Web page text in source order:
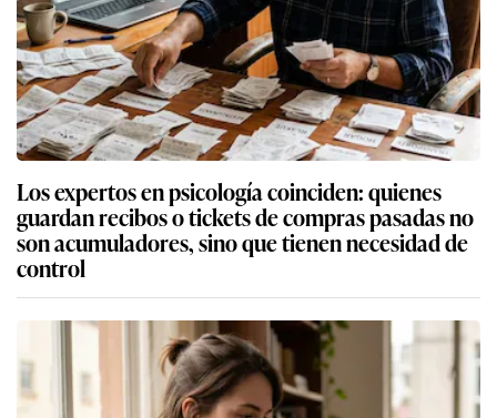
Los expertos en psicología coinciden: quienes
guardan recibos o tickets de compras pasadas no
son acumuladores, sino que tienen necesidad de
control